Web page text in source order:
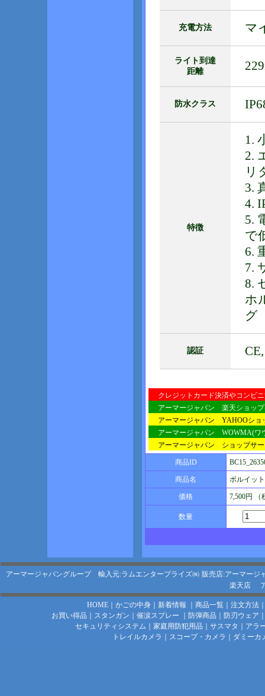
充電方法 マ
ライト到達
距離
防水クラス
特徴
1.
2.
リ
3.
4.
5.
で
6.
7.
8.
ホ
グ
認証
クレジットカード決済やコンビ
アーマージャパン 楽天ショッ
アーマージャパン YAHOOショ
アーマージャパン WOWMA(ワ
アーマージャパン ショップサ
商品ID
商品名 ボルイッ
価格 7,500円 （
数量
アーマージャパングループ 輸入元:ラムエンタープライズ㈱ 販売店:アーマージ
楽天店
HOME｜ かごの中身｜ 新着情報 商品一覧｜ 注文方法
お買い得品
スタンガン 催涙スプレー 防弾商品 防刃ウェア
セキュリティシステム
家庭用防犯用品 サスマタ
アラ
トレイルカメラ
スコープ・カメラ ダミーカ